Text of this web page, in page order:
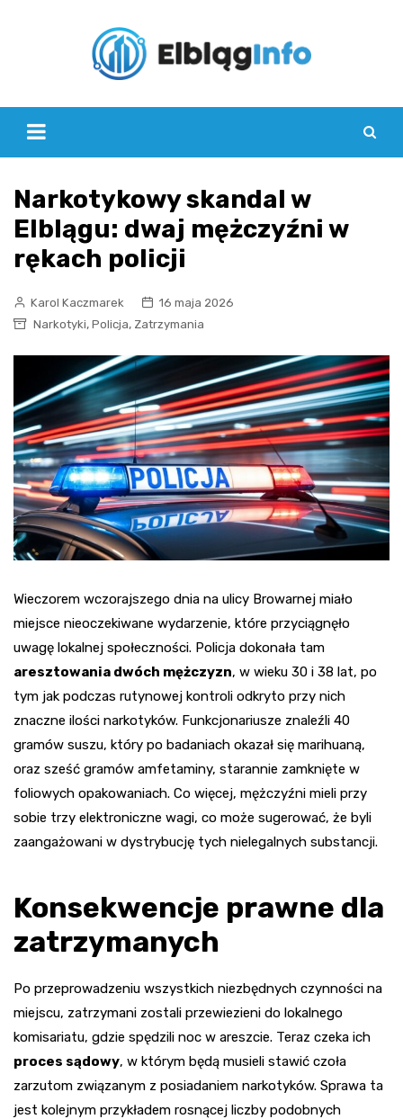
Narkotykowy skandal w
Elblągu: dwaj mężczyźni w
rękach policji
Karol Kaczmarek
16 maja 2026
Narkotyki, Policja, Zatrzymania
Wieczorem wczorajszego dnia na ulicy Browarnej miało
miejsce nieoczekiwane wydarzenie, które przyciągnęło
uwagę lokalnej społeczności. Policja dokonała tam
aresztowania dwóch mężczyzn, w wieku 30 i 38 lat, po
tym jak podczas rutynowej kontroli odkryto przy nich
znaczne ilości narkotyków. Funkcjonariusze znaleźli 40
gramów suszu, który po badaniach okazał się marihuaną,
oraz sześć gramów amfetaminy, starannie zamknięte w
foliowych opakowaniach. Co więcej, mężczyźni mieli przy
sobie trzy elektroniczne wagi, co może sugerować, że byli
zaangażowani w dystrybucję tych nielegalnych substancji.
Konsekwencje prawne dla
zatrzymanych
Po przeprowadzeniu wszystkich niezbędnych czynności na
miejscu, zatrzymani zostali przewiezieni do lokalnego
komisariatu, gdzie spędzili noc w areszcie. Teraz czeka ich
proces sądowy, w którym będą musieli stawić czoła
zarzutom związanym z posiadaniem narkotyków. Sprawa ta
jest kolejnym przykładem rosnącej liczby podobnych